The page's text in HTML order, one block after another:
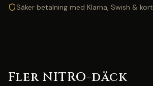
Säker betalning med Klarna, Swish & kort
Fler NITRO-däck